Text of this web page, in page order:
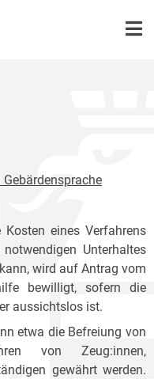
Gebärdensprache
Kosten eines Verfahrens
Unterhaltes
wird auf Antrag vom
bewilligt, sofern die
aussichtslos ist.
etwa die Befreiung von
von Zeug:innen,
gewährt werden.